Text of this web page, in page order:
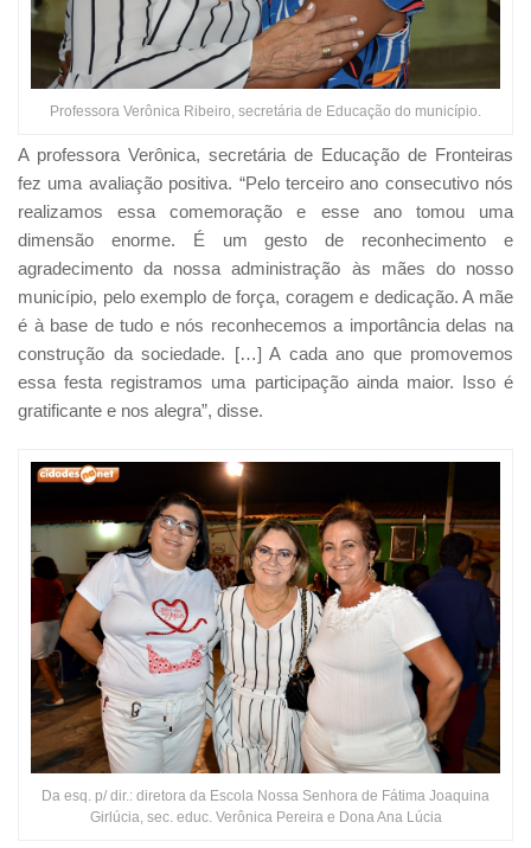
Professora Verônica Ribeiro, secretária de Educação do município.
A professora Verônica, secretária de Educação de Fronteiras
fez uma avaliação positiva. “Pelo terceiro ano consecutivo nós
realizamos essa comemoração e esse ano tomou uma
dimensão enorme. É um gesto de reconhecimento e
agradecimento da nossa administração às mães do nosso
município, pelo exemplo de força, coragem e dedicação. A mãe
é à base de tudo e nós reconhecemos a importância delas na
construção da sociedade. […] A cada ano que promovemos
essa festa registramos uma participação ainda maior. Isso é
gratificante e nos alegra”, disse.
Da esq. p/ dir.: diretora da Escola Nossa Senhora de Fátima Joaquina
Girlúcia, sec. educ. Verônica Pereira e Dona Ana Lúcia